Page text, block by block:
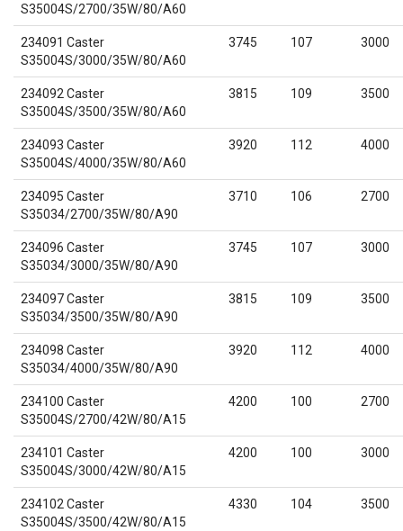
S35004S/2700/35W/80/A60
234091 Caster
S35004S/3000/35W/80/A60
3745 107 3000
234092 Caster
S35004S/3500/35W/80/A60
3815 109 3500
234093 Caster
S35004S/4000/35W/80/A60
3920 112 4000
234095 Caster
S35034/2700/35W/80/A90
3710 106 2700
234096 Caster
S35034/3000/35W/80/A90
3745 107 3000
234097 Caster
S35034/3500/35W/80/A90
3815 109 3500
234098 Caster
S35034/4000/35W/80/A90
3920 112 4000
234100 Caster
S35004S/2700/42W/80/A15
4200 100 2700
234101 Caster
S35004S/3000/42W/80/A15
4200 100 3000
234102 Caster
S35004S/3500/42W/80/A15
4330 104 3500